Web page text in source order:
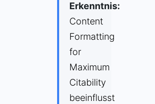
Erkenntnis:
Content
Formatting
for
Maximum
Citability
beeinflusst